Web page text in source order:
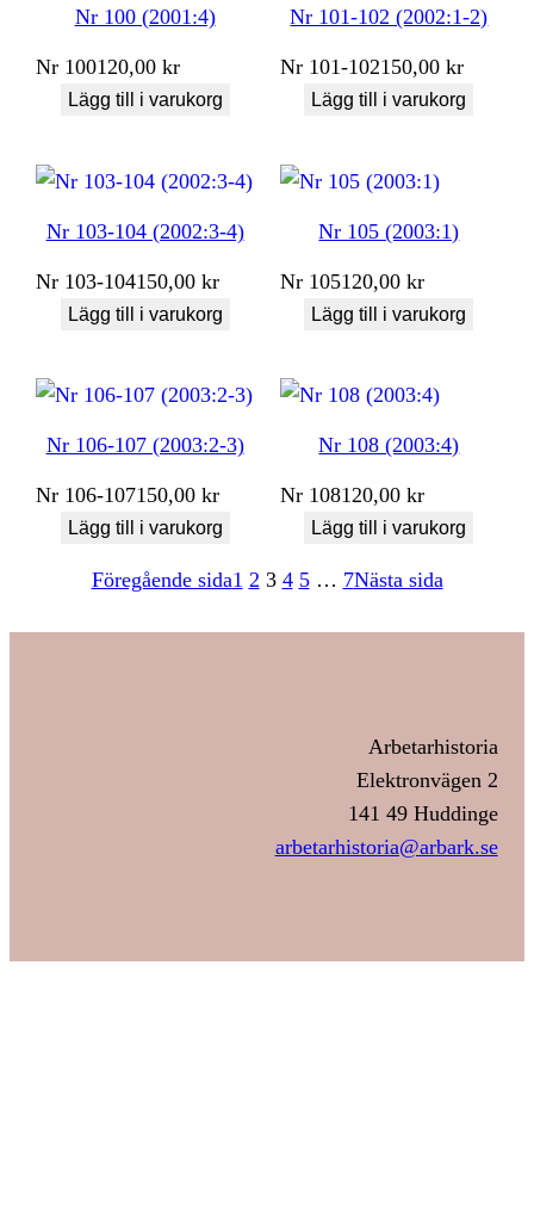
Nr 100 (2001:4)
Nr 100120,00kr
Lägg till i varukorg
Nr 101-102 (2002:1-2)
Nr 101-102150,00kr
Lägg till i varukorg
Nr 103-104 (2002:3-4)
Nr 103-104150,00kr
Lägg till i varukorg
Nr 105 (2003:1)
Nr 105120,00kr
Lägg till i varukorg
Nr 106-107 (2003:2-3)
Nr 106-107150,00kr
Lägg till i varukorg
Nr 108 (2003:4)
Nr 108120,00kr
Lägg till i varukorg
Föregående sida1 2 3 4 5 … 7Nästa sida
Arbetarhistoria
Elektronvägen 2
141 49 Huddinge
arbetarhistoria@arbark.se